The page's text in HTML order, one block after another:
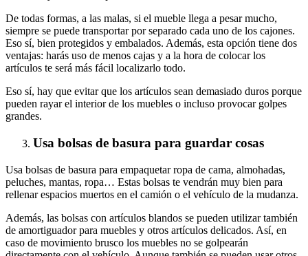
De todas formas, a las malas, si el mueble llega a pesar mucho,
siempre se puede transportar por separado cada uno de los cajones.
Eso sí, bien protegidos y embalados. Además, esta opción tiene dos
ventajas: harás uso de menos cajas y a la hora de colocar los
artículos te será más fácil localizarlo todo.
Eso sí, hay que evitar que los artículos sean demasiado duros porque
pueden rayar el interior de los muebles o incluso provocar golpes
grandes.
Usa bolsas de basura para guardar cosas
Usa bolsas de basura para empaquetar ropa de cama, almohadas,
peluches, mantas, ropa… Estas bolsas te vendrán muy bien para
rellenar espacios muertos en el camión o el vehículo de la mudanza.
Además, las bolsas con artículos blandos se pueden utilizar también
de amortiguador para muebles y otros artículos delicados. Así, en
caso de movimiento brusco los muebles no se golpearán